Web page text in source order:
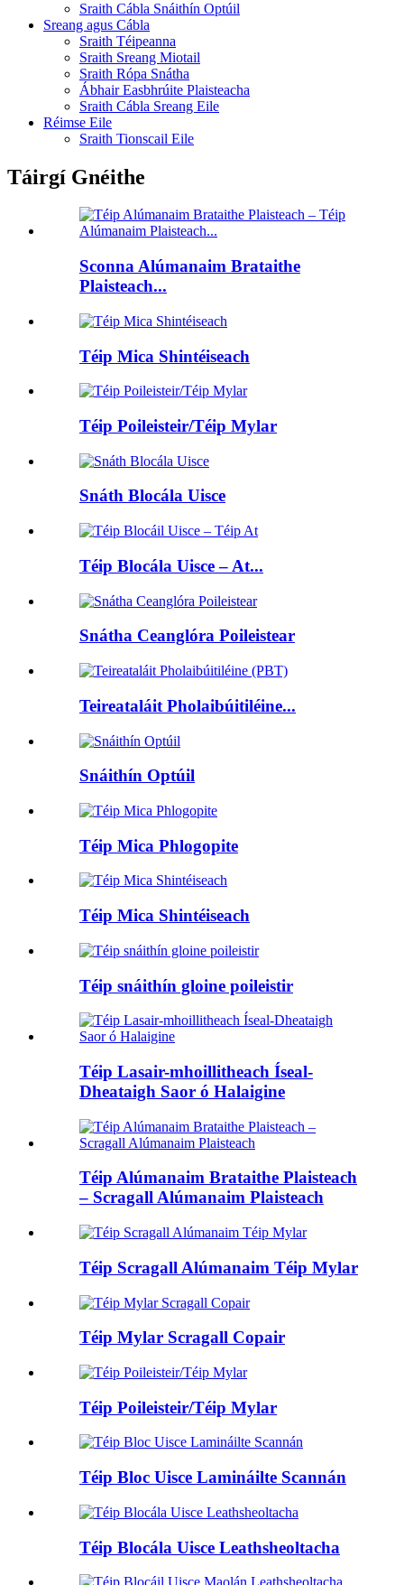
Sraith Cábla Snáithín Optúil
Sreang agus Cábla
Sraith Téipeanna
Sraith Sreang Miotail
Sraith Rópa Snátha
Ábhair Easbhrúite Plaisteacha
Sraith Cábla Sreang Eile
Réimse Eile
Sraith Tionscail Eile
Táirgí Gnéithe
Sconna Alúmanaim Brataithe
Plaisteach...
Téip Mica Shintéiseach
Téip Poileisteir/Téip Mylar
Snáth Blocála Uisce
Téip Blocála Uisce – At...
Snátha Ceanglóra Poileistear
Teireataláit Pholaibúitiléine...
Snáithín Optúil
Téip Mica Phlogopite
Téip Mica Shintéiseach
Téip snáithín gloine poileistir
Téip Lasair-mhoillitheach Íseal-
Dheataigh Saor ó Halaigine
Téip Alúmanaim Brataithe Plaisteach
– Scragall Alúmanaim Plaisteach
Téip Scragall Alúmanaim Téip Mylar
Téip Mylar Scragall Copair
Téip Poileisteir/Téip Mylar
Téip Bloc Uisce Lamináilte Scannán
Téip Blocála Uisce Leathsheoltacha